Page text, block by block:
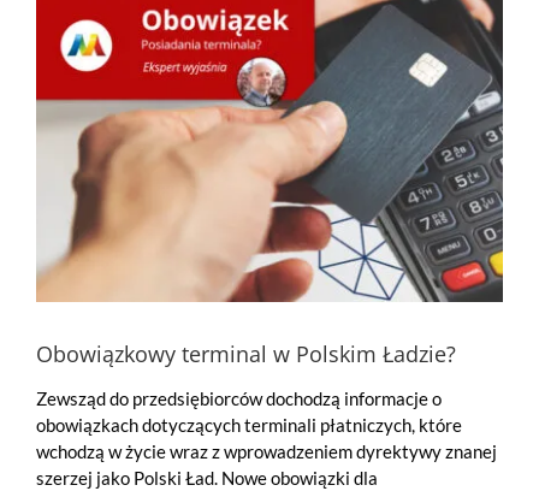
Obowiązkowy terminal w Polskim Ładzie?
Zewsząd do przedsiębiorców dochodzą informacje o
obowiązkach dotyczących terminali płatniczych, które
wchodzą w życie wraz z wprowadzeniem dyrektywy znanej
szerzej jako Polski Ład. Nowe obowiązki dla